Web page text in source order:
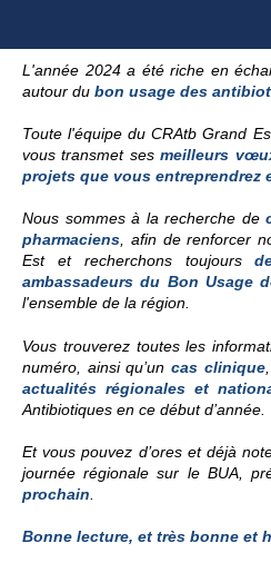
L'année 2024 a été riche en
autour du bon usage des
Toute l'équipe du CRAtb Grand
vous transmet sesmeilleurs
projets que vous entreprendrez
Nous sommes à la recherche de
pharmaciens , afin de renforcer
Est et recherchons toujours
ambassadeurs du Bon Usage
l'ensemble de la région.
Vous trouverez toutes les
numéro, ainsi qu’uncas clinique
actualités régionales et
Antibiotiques en ce début d’année.
Et vous pouvez d’ores et déjà
journée régionale sur le BUA,
prochain
Bonne lecture, et très bonne et